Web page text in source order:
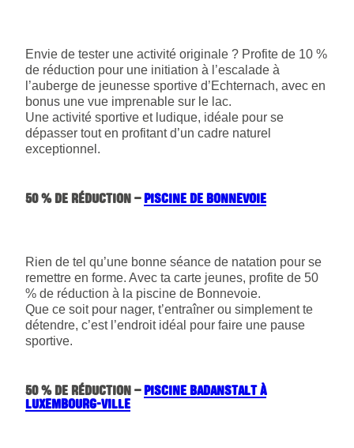
Envie de tester une activité originale ? Profite de 10 %
de réduction pour une initiation à l’escalade à
l’auberge de jeunesse sportive d’Echternach, avec en
bonus une vue imprenable sur le lac.
Une activité sportive et ludique, idéale pour se
dépasser tout en profitant d’un cadre naturel
exceptionnel.
50 % DE RÉDUCTION –PISCINE DE BONNEVOIE
Rien de tel qu’une bonne séance de natation pour se
remettre en forme. Avec ta carte jeunes, profite de 50
% de réduction à la piscine de Bonnevoie.
Que ce soit pour nager, t’entraîner ou simplement te
détendre, c’est l’endroit idéal pour faire une pause
sportive.
50 % DE RÉDUCTION –PISCINE BADANSTALT À
LUXEMBOURG-VILLE